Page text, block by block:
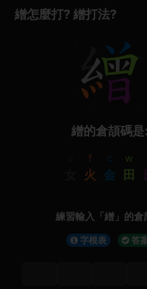
繒怎麼打? 繒打法?
繒的倉頡碼是:
f
火
c
金
w
田
練習輸入「繒」的倉
字根表 答